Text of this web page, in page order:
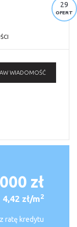
29
OFERT
WIADOMOŚĆ
zł
4,42 zł/m2
ratę kredytu